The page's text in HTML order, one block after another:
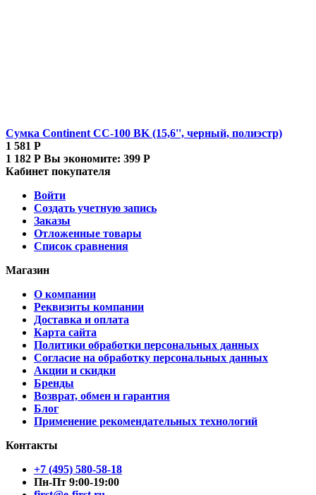
Сумка Continent CC-100 BK (15,6'', черный, полиэстр)
1 581 Р
1 182 Р Вы экономите: 399 Р
Кабинет покупателя
Войти
Создать учетную запись
Заказы
Отложенные товары
Список сравнения
Магазин
О компании
Реквизиты компании
Доставка и оплата
Карта сайта
Политики обработки персональных данных
Согласие на обработку персональных данных
Акции и скидки
Бренды
Возврат, обмен и гарантия
Блог
Применение рекомендательных технологий
Контакты
+7 (495) 580-58-18
Пн-Пт 9:00-19:00